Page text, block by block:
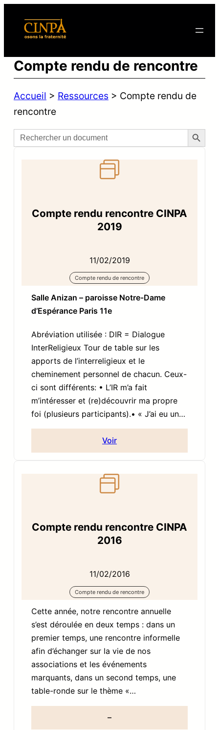
Compte rendu de rencontre
Accueil > Ressources > Compte rendu de
rencontre
Search
for:
Search Button
Compte rendu rencontre CINPA
2019
11/02/2019
Compte rendu de rencontre
Salle Anizan – paroisse Notre-Dame
d’Espérance Paris 11e
Abréviation utilisée : DIR = Dialogue
InterReligieux Tour de table sur les
apports de l’interreligieux et le
cheminement personnel de chacun. Ceux-
ci sont différents: • L’IR m’a fait
m’intéresser et (re)découvrir ma propre
foi (plusieurs participants).• « J’ai eu un…
Voir
Compte rendu rencontre CINPA
2016
11/02/2016
Compte rendu de rencontre
Cette année, notre rencontre annuelle
s’est déroulée en deux temps : dans un
premier temps, une rencontre informelle
afin d’échanger sur la vie de nos
associations et les événements
marquants, dans un second temps, une
table-ronde sur le thème «…
–